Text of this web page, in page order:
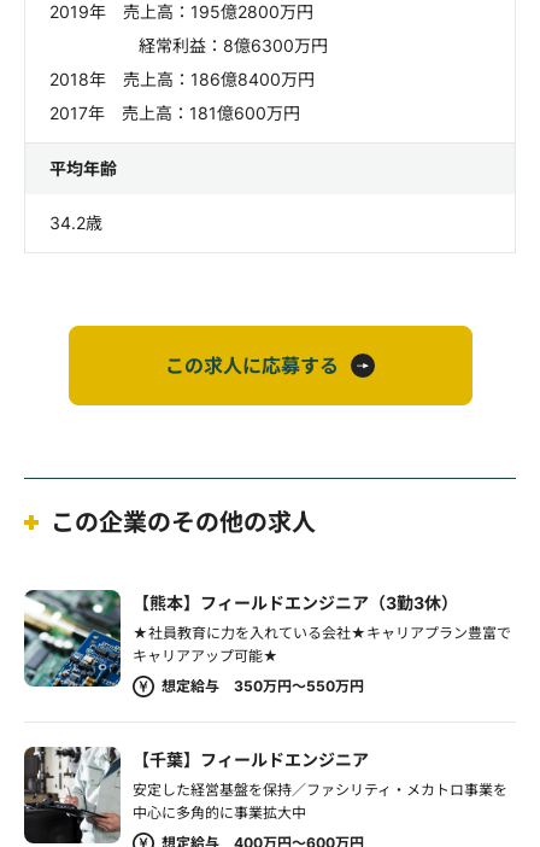
2019年 売上高：195億2800万円
経常利益：8億6300万円
2018年 売上高：186億8400万円
2017年 売上高：181億600万円
平均年齢
34.2歳
この求人に応募する
この企業のその他の求人
【熊本】フィールドエンジニア（3勤3休）
★社員教育に力を入れている会社★キャリアプラン豊富で
キャリアアップ可能★
想定給与 350万円～550万円
【千葉】フィールドエンジニア
安定した経営基盤を保持／ファシリティ・メカトロ事業を
中心に多角的に事業拡大中
想定給与 400万円～600万円